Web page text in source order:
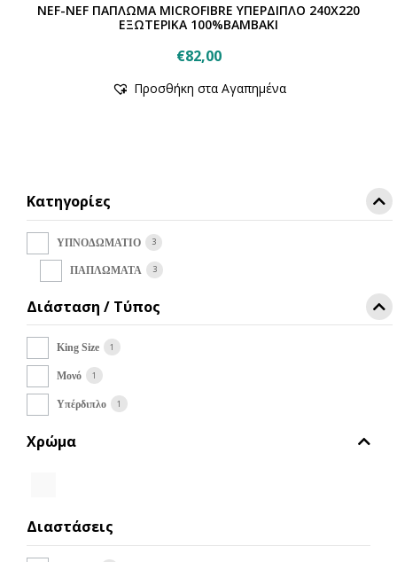
NEF-NEF ΠΑΠΛΩΜΑ MICROFIBRE ΥΠΕΡΔΙΠΛΟ 240Χ220
ΕΞΩΤΕΡΙΚΑ 100%ΒΑΜΒΑΚΙ
€82,00
Προσθήκη στα Αγαπημένα
Κατηγορίες
ΥΠΝΟΔΩΜΑΤΙΟ 3
ΠΑΠΛΩΜΑΤΑ 3
Διάσταση / Τύπος
King Size 1
Μονό 1
Υπέρδιπλο 1
Χρώμα
Διαστάσεις